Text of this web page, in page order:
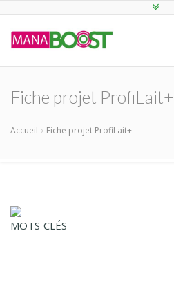
Fiche projet ProfiLait+
Accueil Fiche projet ProfiLait+
MOTS CLÉS